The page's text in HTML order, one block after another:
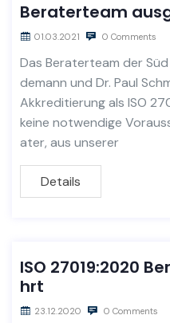
Beraterteam
01.03.2021 0 Comments
Das Beraterteam der
demann und Dr. Paul
Akkreditierung als ISO
keine notwendige
ater, aus unserer
Details
ISO 27019:2020
hrt
23.12.2020 0 Comments